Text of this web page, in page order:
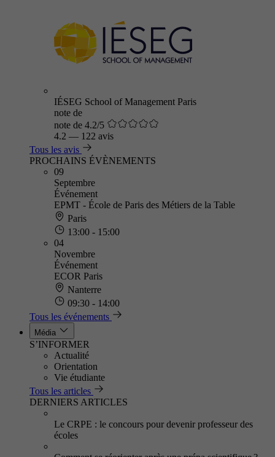
IÉSEG School of Management Paris
note de
note de 4.2/5
4.2 — 122 avis
Tous les avis
PROCHAINS ÉVÈNEMENTS
09
Septembre
Événement
EPMT - École de Paris des Métiers de la Table
Paris
13:00 - 15:00
04
Novembre
Événement
ECOR Paris
Nanterre
09:30 - 14:00
Tous les événements
Média
S’INFORMER
Actualité
Orientation
Vie étudiante
Tous les articles
DERNIERS ARTICLES
Le CRPE : le concours pour devenir professeur des
écoles